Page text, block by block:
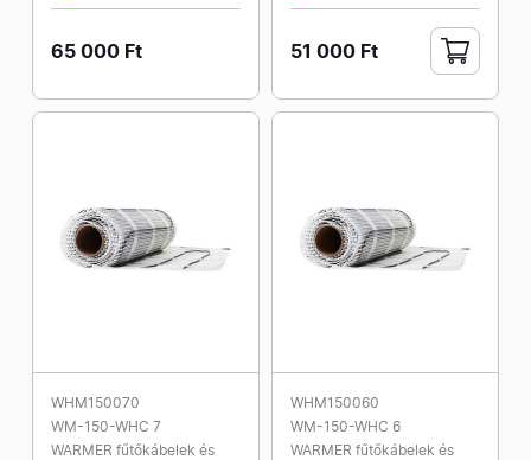
65 000 Ft 51 000 Ft
WHM150070
WM-150-WHC 7
WARMER fűtőkábelek és
WHM150060
WM-150-WHC 6
WARMER fűtőkábelek és